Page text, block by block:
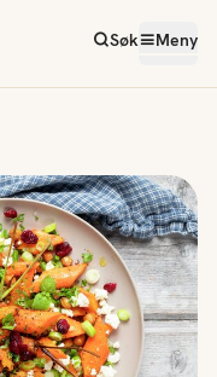
Søk Meny